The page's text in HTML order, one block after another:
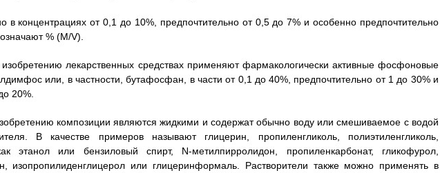
в концентрациях от 0,1 до 10%, предпочтительно от 0,5 до 7% и особенно предпочтительно
% (M/V).
лекарственных средствах применяют фармакологически активные фосфоновые
или, в частности, бутафосфан, в части от 0,1 до 40%, предпочтительно от 1 до 30% и
20%.
композиции являются жидкими и содержат обычно воду или смешиваемое с водой
В качестве примеров называют глицерин, пропиленгликоль, полиэтиленгликоль,
этанол или бензиловый спирт, N-метилпирролидон, пропиленкарбонат, гликофурол,
изопропилиденглицерол или глицеринформаль. Растворители также можно применять в